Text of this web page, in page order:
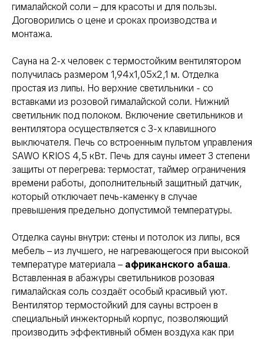
гималайской соли – для красоты и для пользы.
Договорились о цене и сроках производства и
монтажа.
Сауна на 2-х человек с термостойким вентилятором
получилась размером 1,94х1,05х2,1 м. Отделка
простая из липы. Но верхние светильники - со
вставками из розовой гималайской соли. Нижний
светильник под полоком. Включение светильников и
вентилятора осуществляется с 3-х клавишного
выключателя. Печь со встроенным пультом управления
SAWO KRIOS 4,5 кВт. Печь для сауны имеет 3 степени
защиты от перегрева: термостат, таймер ограничения
времени работы, дополнительный защитный датчик,
который отключает печь-каменку в случае
превышения предельно допустимой температуры.
Отделка сауны внутри: стены и потолок из липы, вся
мебель – из лучшего, не нагревающегося при высокой
температуре материала – африканского абаша.
Вставленная в абажуры светильников розовая
гималайская соль создаёт особый красивый уют.
Вентилятор термостойкий для сауны встроен в
специальный инжекторный корпус, позволяющий
производить эффективный обмен воздуха как при